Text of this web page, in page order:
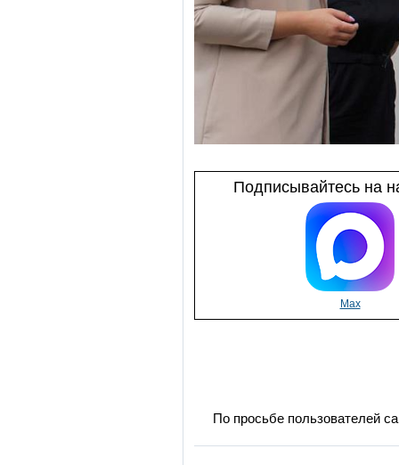
Подписывайтесь на
Max
По просьбе пользователей